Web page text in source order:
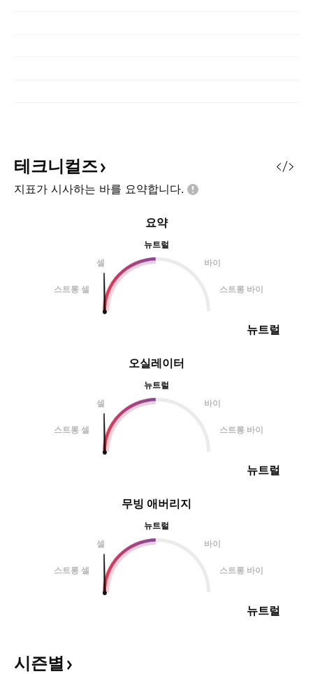
테크니컬즈
지표가 시사하는 바를 요약합니다.
오실레이터
뉴트럴
셀
바이
스트롱 셀 스트롱 바이
뉴트럴
요약
뉴트럴
셀
바이
스트롱 셀 스트롱 바이
뉴트럴
무빙 애버리지
뉴트럴
셀
바이
스트롱 셀 스트롱 바이
뉴트럴
시즌별